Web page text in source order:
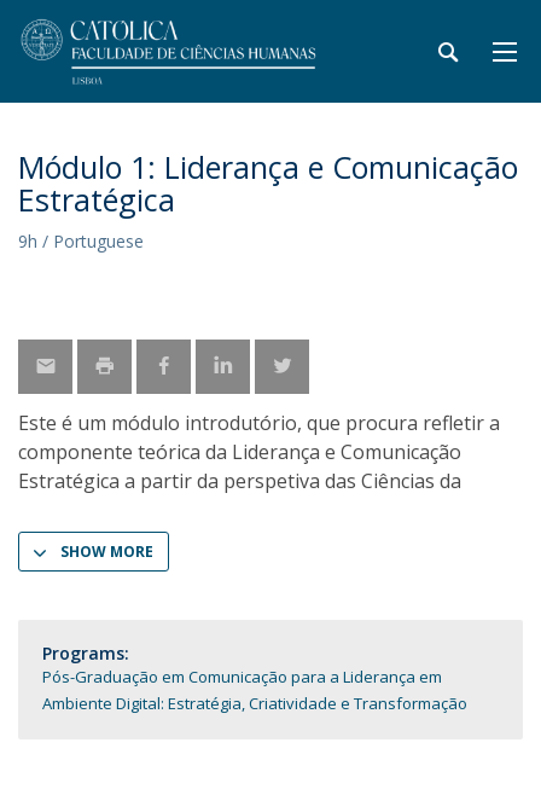
Módulo 1: Liderança e Comunicação
Estratégica
9h / Portuguese
Este é um módulo introdutório, que procura refletir a
componente teórica da Liderança e Comunicação
Estratégica a partir da perspetiva das Ciências da
SHOW MORE
Programs:
Pós-Graduação em Comunicação para a Liderança em
Ambiente Digital: Estratégia, Criatividade e Transformação